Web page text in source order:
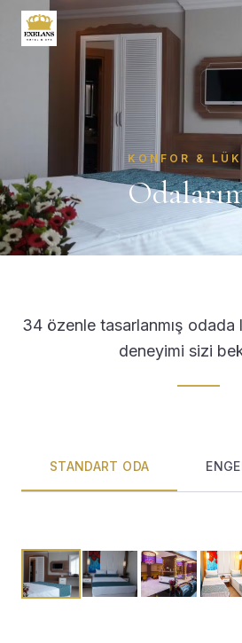
KONFOR &
34 özenle tasarlanmış
deneyimi sizi
STANDART ODA